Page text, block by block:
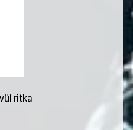
ritka